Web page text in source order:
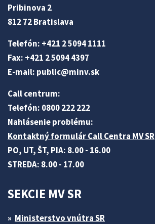
Pribinova 2
812 72 Bratislava
Telefón: +421 2 5094 1111
Fax: +421 2 5094 4397
E-mail: public@minv.sk
Call centrum:
Telefón: 0800 222 222
Nahlásenie problému:
Kontaktný formulár Call Centra MV SR
PO, UT, ŠT, PIA: 8.00 - 16.00
STREDA: 8.00 - 17.00
SEKCIE MV SR
Ministerstvo vnútra SR